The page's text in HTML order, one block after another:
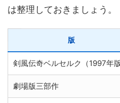
は整理しておきましょう。
版
剣風伝奇ベルセルク（1997年版
劇場版三部作